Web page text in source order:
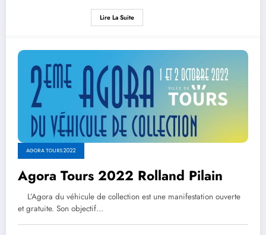
Lire La Suite
AGORA TOURS 2022
Agora Tours 2022 Rolland Pilain
L’Agora du véhicule de collection est une manifestation ouverte
et gratuite. Son objectif…